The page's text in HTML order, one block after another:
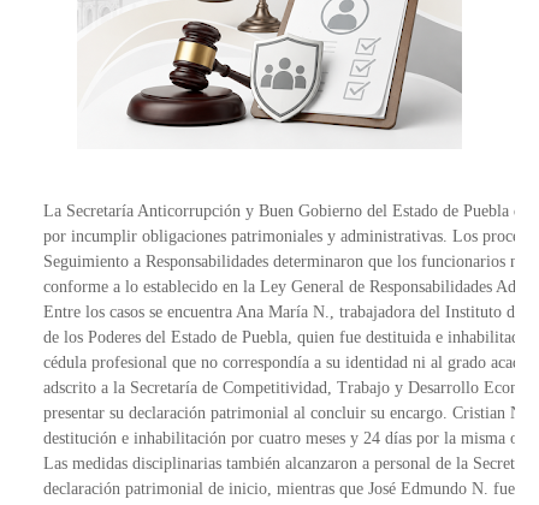
La Secretaría Anticorrupción y Buen Gobierno del Estado de Puebla
por incumplir obligaciones patrimoniales y administrativas. Los
Seguimiento a Responsabilidades determinaron que los funcionarios no
conforme a lo establecido en la Ley General de Responsabilidades
Entre los casos se encuentra Ana María N., trabajadora del Instituto de
de los Poderes del Estado de Puebla, quien fue destituida e inhabilitada
cédula profesional que no correspondía a su identidad ni al grado
adscrito a la Secretaría de Competitividad, Trabajo y Desarrollo
presentar su declaración patrimonial al concluir su encargo. Cristian
destitución e inhabilitación por cuatro meses y 24 días por la misma
Las medidas disciplinarias también alcanzaron a personal de la
declaración patrimonial de inicio, mientras que José Edmundo N. fue